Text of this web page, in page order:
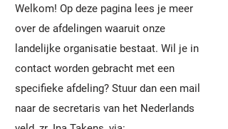
Welkom! Op deze pagina lees je meer
over de afdelingen waaruit onze
landelijke organisatie bestaat. Wil je in
contact worden gebracht met een
specifieke afdeling? Stuur dan een mail
naar de secretaris van het Nederlands